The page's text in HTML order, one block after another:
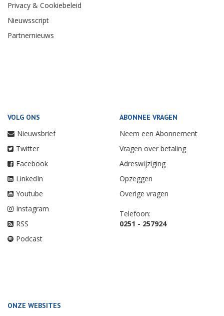
Privacy & Cookiebeleid
Nieuwsscript
Partnernieuws
VOLG ONS
Nieuwsbrief
Twitter
Facebook
LinkedIn
Youtube
Instagram
RSS
Podcast
ABONNEE VRAGEN
Neem een Abonnement
Vragen over betaling
Adreswijziging
Opzeggen
Overige vragen
Telefoon:
0251 - 257924
ONZE WEBSITES